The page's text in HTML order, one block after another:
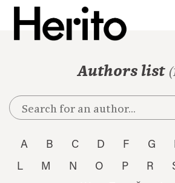
WORTH A LOOK
ABOUT US
JĘZYK: EN
Authors list
A B C D F G
L
M N O P R